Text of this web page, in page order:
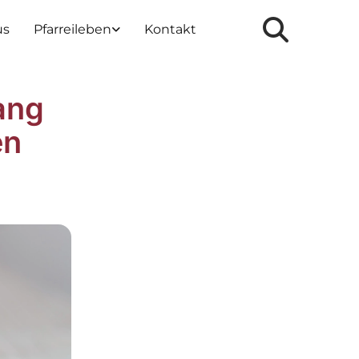
Pfarreileben Kontakt